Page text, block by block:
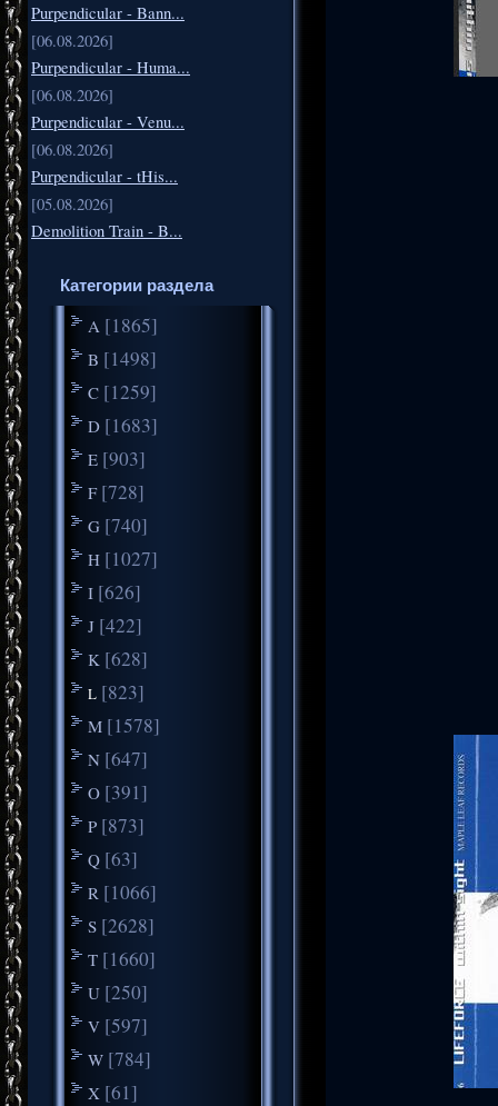
Purpendicular - Bann...
[06.08.2026]
Purpendicular - Huma...
[06.08.2026]
Purpendicular - Venu...
[06.08.2026]
Purpendicular - tHis...
[05.08.2026]
Demolition Train - B...
Категории раздела
A [1865]
B [1498]
C [1259]
D [1683]
E [903]
F [728]
G [740]
H [1027]
I [626]
J [422]
K [628]
L [823]
M [1578]
N [647]
O [391]
P [873]
Q [63]
R [1066]
S [2628]
T [1660]
U [250]
V [597]
W [784]
X [61]